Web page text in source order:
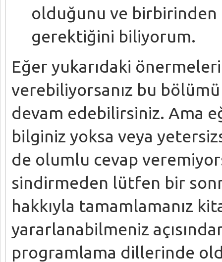
olduğunu ve
gerektiğini biliyorum.
Eğer yukarıdaki
verebiliyorsanız bu
devam edebilirsiniz. Ama
bilginiz yoksa veya
de olumlu cevap
sindirmeden lütfen bir
hakkıyla tamamlamanız
yararlanabilmeniz
programlama dillerinde